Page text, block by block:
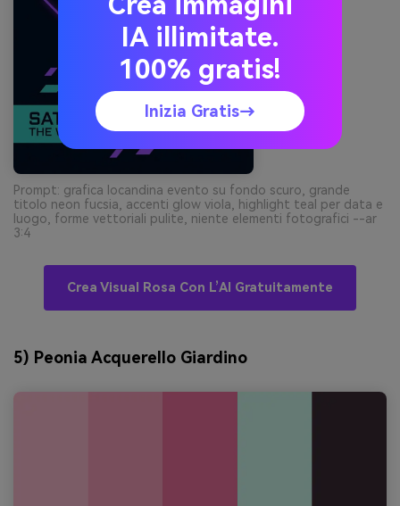
Prompt: grafica locandina evento su fondo scuro, grande
titolo neon fucsia, accenti glow viola, highlight teal per data e
luogo, forme vettoriali pulite, niente elementi fotografici --ar
3:4
Crea Visual Rosa Con L’AI Gratuitamente
5) Peonia Acquerello Giardino
IA illimitate.
100% gratis!
Inizia Gratis→